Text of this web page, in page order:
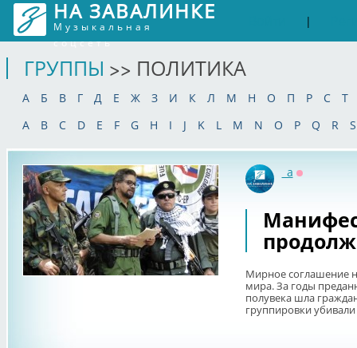
НА ЗАВАЛИНКЕ
Музыкальная
соцсеть
|
ГРУППЫ >> ПОЛИТИКА
А Б В Г Д Е Ж З И К Л М Н О П Р С
Т
A
B C D E F G H I J K L M N O P Q R S
_a
Мирное соглашение
мира. За годы
полувека шла
группировки